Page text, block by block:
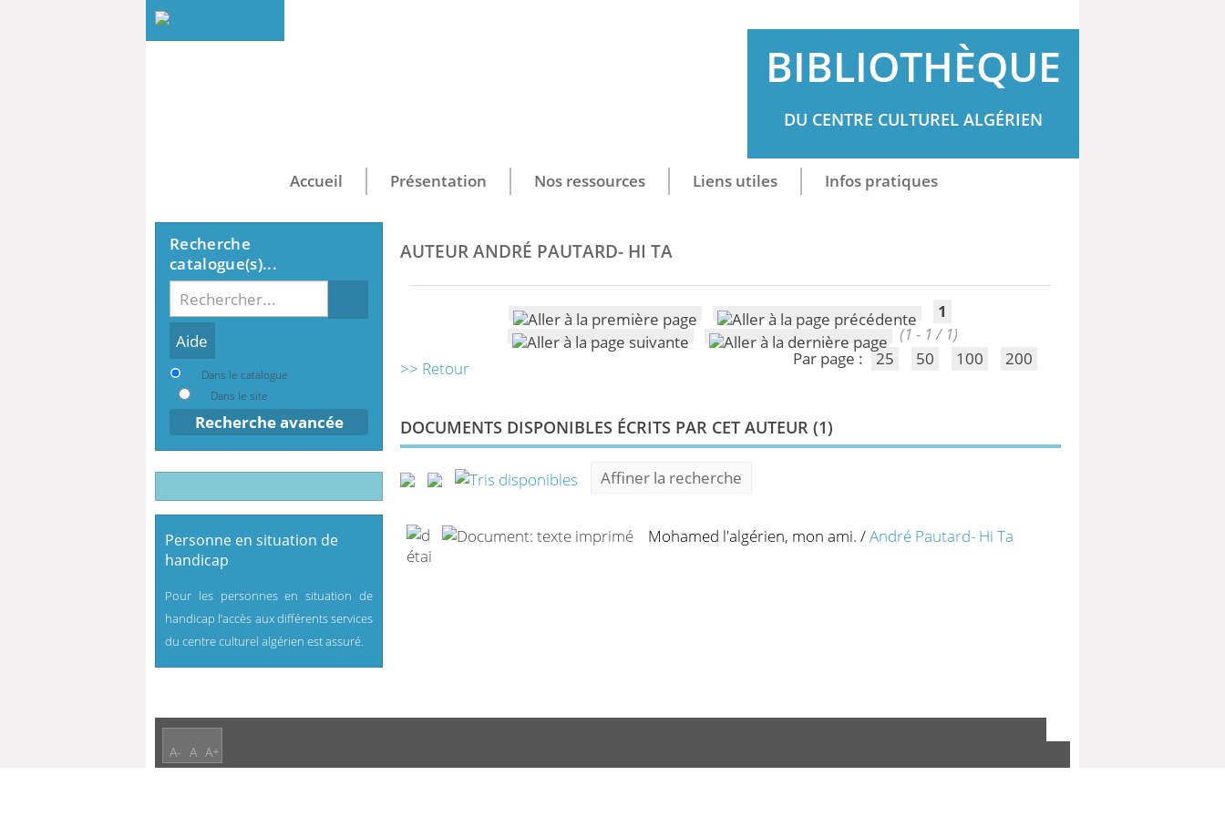
BIBLIOTHÈQUE
DU CENTRE CULTUREL ALGÉRIEN
Accueil Présentation Nos ressources Liens utiles Infos pratiques
AUTEUR ANDRÉ PAUTARD- HI TA
1
(1 - 1 / 1)
Par page :
25 50 100 200
>> Retour
DOCUMENTS DISPONIBLES ÉCRITS PAR CET AUTEUR (1)
Affiner la recherche
Mohamed l'algérien, mon ami. /André Pautard- Hi Ta
Recherche
catalogue(s)...
Dans le catalogue
Dans le site
Recherche avancée
Personne en situation de
handicap
Pour les personnes en situation de
handicap l’accès aux différents services
du centre culturel algérien est assuré.
A- A A+